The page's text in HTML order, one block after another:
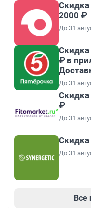
Скидка
2000 ₽
До 31
Скидка
₽ в
До 31
Скидка
₽
До 31
Скидка
До 31
Все